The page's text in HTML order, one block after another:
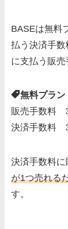
BASEは無料
払う決済手
に支払う販売
無料プラン
販売手数料
決済手数料
決済手数料
が1つ売れる
す。